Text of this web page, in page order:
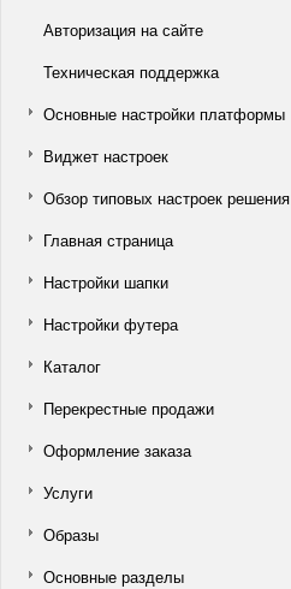
Авторизация на сайте
Техническая поддержка
Основные настройки платформы
Виджет настроек
Обзор типовых настроек решения
Главная страница
Настройки шапки
Настройки футера
Каталог
Перекрестные продажи
Оформление заказа
Услуги
Образы
Основные разделы